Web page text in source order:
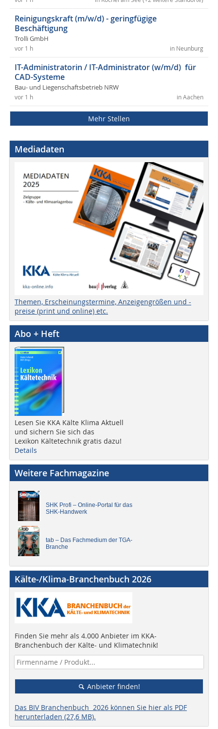
Reinigungskraft (m/w/d) - geringfügige
Beschäftigung
Trolli GmbH
in Neunburg
vor 1 h
IT-Administratorin / IT-Administrator (w/m/d) für
CAD-Systeme
Bau- und Liegenschaftsbetrieb NRW
in Aachen
vor 1 h
Mehr Stellen
Mediadaten
Themen, Erscheinungstermine, Anzeigengrößen und -
preise (print und online) etc.
Abo + Heft
Lesen Sie KKA Kälte Klima Aktuell
und sichern Sie sich das
Lexikon Kältetechnik gratis dazu!
Details
Weitere Fachmagazine
SHK Profi – Online-Portal für das
SHK-Handwerk
tab – Das Fachmedium der TGA-
Branche
Kälte-/Klima-Branchenbuch 2026
Finden Sie mehr als 4.000 Anbieter im KKA-
Branchenbuch der Kälte- und Klimatechnik!
Anbieter finden!
Das BIV Branchenbuch 2026 können Sie hier als PDF
herunterladen (27,6 MB).